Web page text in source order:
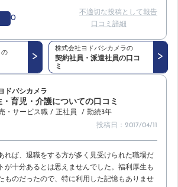
0
不適切な投稿として報告
口コミ詳細
の
株式会社ヨドバシカメラの
契約社員・派遣社員の口コ
ミ
ドバシカメラ
育児・介護についての口コミ
・サービス職 / 正社員
/ 勤続3年
投稿日：2017/04/11
れば、退職をする方が多く見受けられた職場だ
が十分あるとは思えませんでした。福利厚生も
ものだったので、特に利用した記憶もありませ